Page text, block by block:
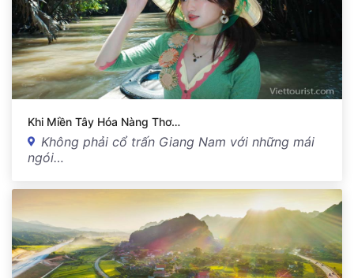
Khi Miền Tây Hóa Nàng Thơ…
Không phải cổ trấn Giang Nam với những mái
ngói…